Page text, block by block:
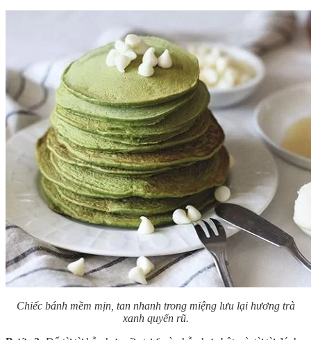
Chiếc bánh mềm mịn, tan nhanh trong miệng lưu lại hương trà
xanh quyến rũ.